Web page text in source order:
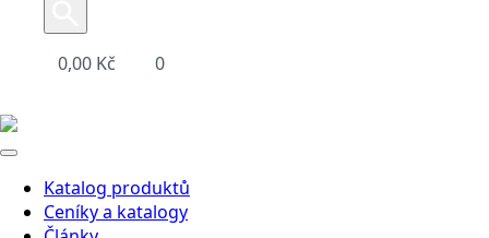
0,00 Kč 0
Katalog produktů
Ceníky a katalogy